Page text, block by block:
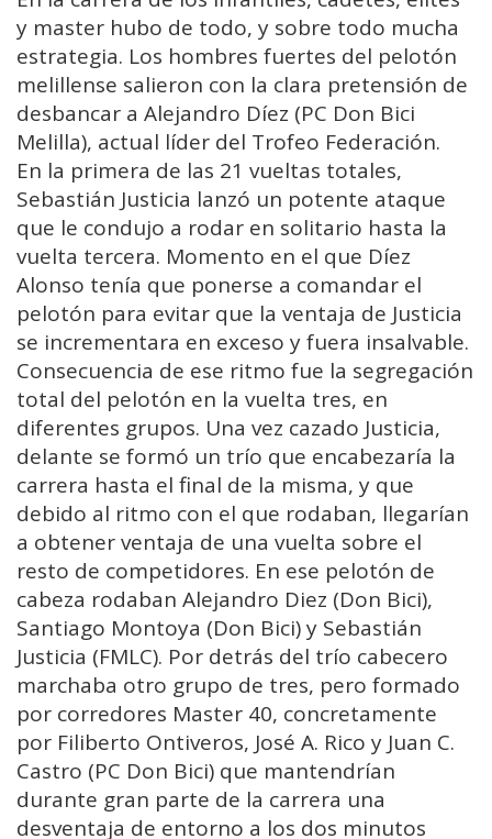
y master hubo de todo, y sobre todo mucha
estrategia. Los hombres fuertes del pelotón
melillense salieron con la clara pretensión de
desbancar a Alejandro Díez (PC Don Bici
Melilla), actual líder del Trofeo Federación.
En la primera de las 21 vueltas totales,
Sebastián Justicia lanzó un potente ataque
que le condujo a rodar en solitario hasta la
vuelta tercera. Momento en el que Díez
Alonso tenía que ponerse a comandar el
pelotón para evitar que la ventaja de Justicia
se incrementara en exceso y fuera insalvable.
Consecuencia de ese ritmo fue la segregación
total del pelotón en la vuelta tres, en
diferentes grupos. Una vez cazado Justicia,
delante se formó un trío que encabezaría la
carrera hasta el final de la misma, y que
debido al ritmo con el que rodaban, llegarían
a obtener ventaja de una vuelta sobre el
resto de competidores. En ese pelotón de
cabeza rodaban Alejandro Diez (Don Bici),
Santiago Montoya (Don Bici) y Sebastián
Justicia (FMLC). Por detrás del trío cabecero
marchaba otro grupo de tres, pero formado
por corredores Master 40, concretamente
por Filiberto Ontiveros, José A. Rico y Juan C.
Castro (PC Don Bici) que mantendrían
durante gran parte de la carrera una
desventaja de entorno a los dos minutos